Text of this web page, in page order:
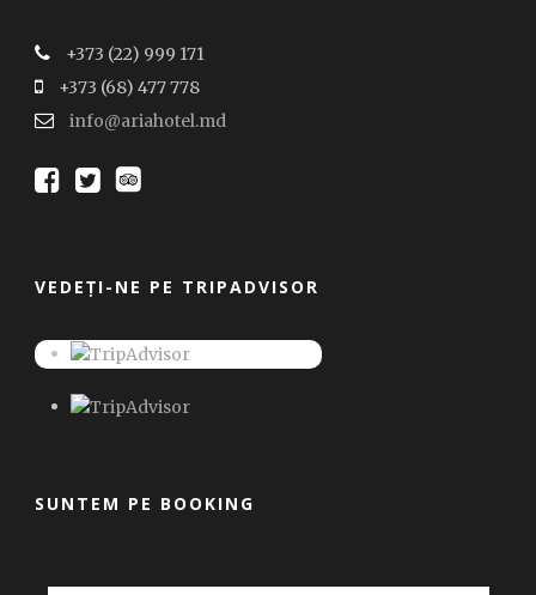
+373 (22) 999 171
+373 (68) 477 778
info@ariahotel.md
VEDEȚI-NE PE TRIPADVISOR
SUNTEM PE BOOKING